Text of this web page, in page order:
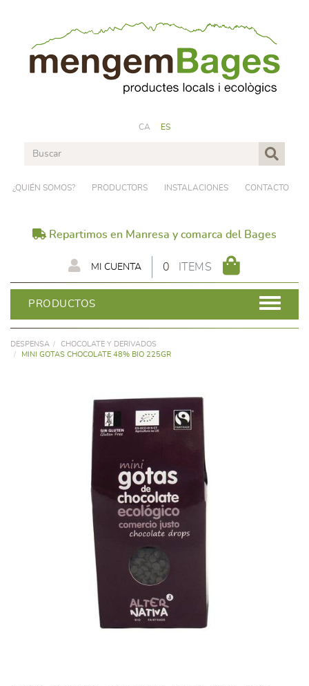
CA ES
¿QUIÉN SOMOS? PRODUCTORS INSTALACIONES CONTACTO
Repartimos en Manresa y comarca del Bages
0 ITEMS
MI CUENTA
PRODUCTOS
DESPENSA
CHOCOLATE Y DERIVADOS
MINI GOTAS CHOCOLATE 48% BIO 225GR